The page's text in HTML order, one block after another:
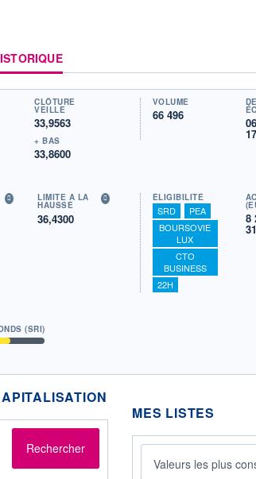
CLÔTURE
VEILLE
33,9563
+ BAS
33,8600
VOLUME
66 496
LIMITE À LA
HAUSSE
36,4300
ÉLIGIBILITÉ
SRD
PEA
BOURSOVIE
LUX
CTO
BUSINESS
22H
8
(SRI)
Rechercher
MES LISTES
Valeurs les plus